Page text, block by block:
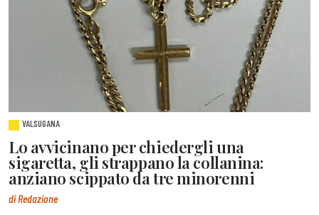
VALSUGANA
Lo avvicinano per chiedergli una
sigaretta, gli strappano la collanina:
anziano scippato da tre minorenni
di Redazione